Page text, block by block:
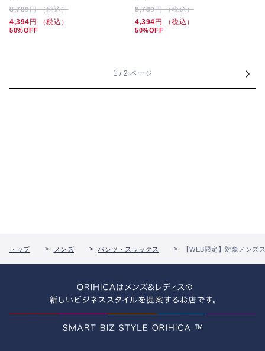
8,789円 （税込）
4,394 円 （税込）
50%OFF
8,789円 （税込）
4,394 円 （税込）
50%OFF
1 / 2 ページ
トップ メンズ パンツ・スラックス 【WEB限定】対象メンズ